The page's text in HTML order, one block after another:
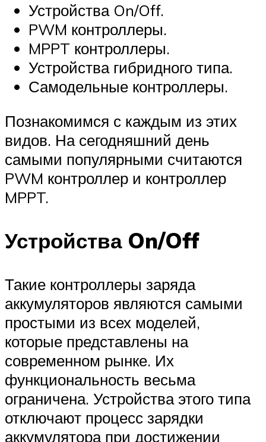
Устройства On/Off.
PWM контроллеры.
MPPT контроллеры.
Устройства гибридного типа.
Самодельные контроллеры.
Познакомимся с каждым из этих
видов. На сегодняшний день
самыми популярными считаются
PWM контроллер и контроллер
MPPT.
Устройства On/Off
Такие контроллеры заряда
аккумуляторов являются самыми
простыми из всех моделей,
которые представлены на
современном рынке. Их
функциональность весьма
ограничена. Устройства этого типа
отключают процесс зарядки
аккумулятора при достижении